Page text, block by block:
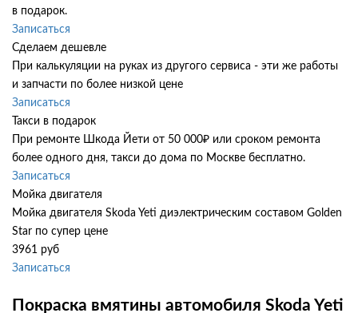
в подарок.
Записаться
Сделаем дешевле
При калькуляции на руках из другого сервиса - эти же работы
и запчасти по более низкой цене
Записаться
Такси в подарок
При ремонте Шкода Йети от 50 000₽ или сроком ремонта
более одного дня, такси до дома по Москве бесплатно.
Записаться
Мойка двигателя
Мойка двигателя Skoda Yeti диэлектрическим составом Golden
Star по супер цене
3961 руб
Записаться
Покраска вмятины автомобиля Skoda Yeti